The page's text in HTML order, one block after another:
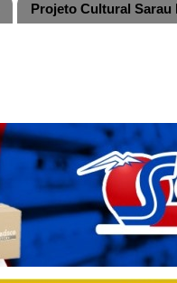
Projeto Cultural